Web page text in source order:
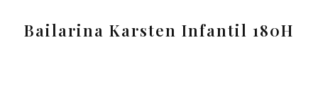
Bailarina Karsten Infantil 180H